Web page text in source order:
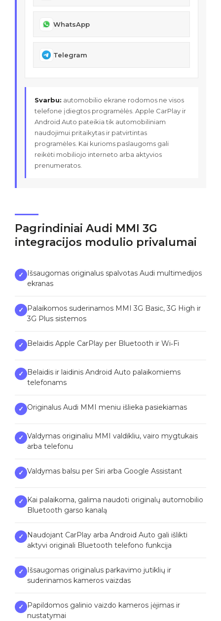
WhatsApp
Telegram
Svarbu: automobilio ekrane rodomos ne visos
telefone įdiegtos programėlės. Apple CarPlay ir
Android Auto pateikia tik automobiliniam
naudojimui pritaikytas ir patvirtintas
programėles. Kai kurioms paslaugoms gali
reikėti mobiliojo interneto arba aktyvios
prenumeratos.
Pagrindiniai Audi MMI 3G
integracijos modulio privalumai
✓
Išsaugomas originalus spalvotas Audi multimedijos
ekranas
✓
Palaikomos suderinamos MMI 3G Basic, 3G High ir
3G Plus sistemos
✓ Belaidis Apple CarPlay per Bluetooth ir Wi‑Fi
✓
Belaidis ir laidinis Android Auto palaikomiems
telefonams
✓ Originalus Audi MMI meniu išlieka pasiekiamas
✓ Valdymas originaliu MMI valdikliu, vairo mygtukais
arba telefonu
✓ Valdymas balsu per Siri arba Google Assistant
✓
Kai palaikoma, galima naudoti originalų automobilio
Bluetooth garso kanalą
✓
Naudojant CarPlay arba Android Auto gali išlikti
aktyvi originali Bluetooth telefono funkcija
✓
Išsaugomas originalus parkavimo jutiklių ir
suderinamos kameros vaizdas
✓
Papildomos galinio vaizdo kameros įėjimas ir
nustatymai